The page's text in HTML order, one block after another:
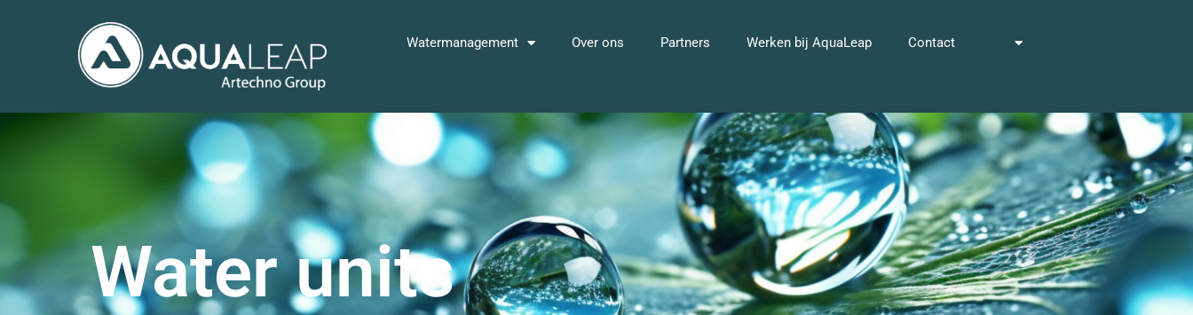
Watermanagement Over ons Partners Werken bij AquaLeap Contact
Water units